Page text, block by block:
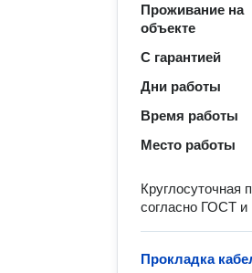
Проживание на
объекте
С гарантией
Дни работы
Время работы
Место работы
Круглосуточная
согласно ГОСТ и
Прокладка